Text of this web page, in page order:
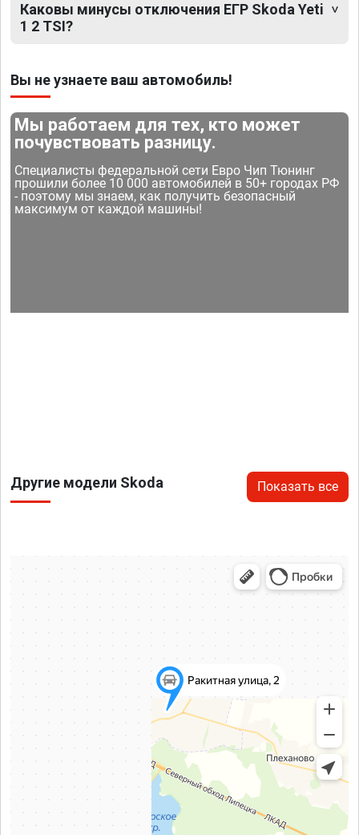
Каковы минусы отключения ЕГР Skoda Yeti
1 2 TSI?
Вы не узнаете ваш автомобиль!
Мы работаем для тех, кто может
почувствовать разницу.
Специалисты федеральной сети Евро Чип Тюнинг
прошили более 10 000 автомобилей в 50+ городах РФ
- поэтому мы знаем, как получить безопасный
максимум от каждой машины!
Другие модели Skoda Показать все